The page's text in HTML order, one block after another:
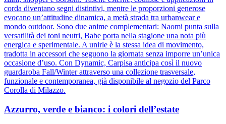
corda diventano segni distintivi, mentre le proporzioni generose
evocano un’attitudine dinamica, a metà strada tra urbanwear e
mondo outdoor. Sono due anime complementari: Naomi punta sulla
versatilità dei toni neutri, Babe porta nella stagione una nota più
energica e sperimentale. A unirle è la stessa idea di movimento,
tradotta in accessori che seguono la giornata senza imporre un’unica
occasione d’uso. Con Dynamic, Carpisa anticipa così il nuovo
guardaroba Fall/Winter attraverso una collezione trasversale,
funzionale e contemporanea, già disponibile al negozio del Parco
Corolla di Milazzo.
Azzurro, verde e bianco: i colori dell’estate